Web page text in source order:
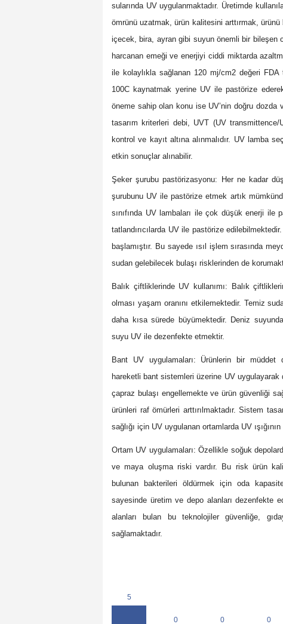
sularında UV uygulanmaktadır. Üretimde
ömrünü uzatmak, ürün kalitesini arttırmak,
içecek, bira, ayran gibi suyun önemli bir bileşen
harcanan emeği ve enerjiyi ciddi miktarda
ile kolaylıkla sağlanan 120 mj/cm2 değeri
100C kaynatmak yerine UV ile pastörize
öneme sahip olan konu ise UV’nin doğru
tasarım kriterleri debi, UVT (UV
kontrol ve kayıt altına alınmalıdır. UV lamba
etkin sonuçlar alınabilir.
Şeker şurubu pastörizasyonu: Her ne kadar
şurubunu UV ile pastörize etmek artık
sınıfında UV lambaları ile çok düşük enerji
tatlandırıcılarda UV ile pastörize
başlamıştır. Bu sayede ısıl işlem sırasında
sudan gelebilecek bulaşı risklerinden de
Balık çiftliklerinde UV kullanımı: Balık
olması yaşam oranını etkilemektedir. Temiz
daha kısa sürede büyümektedir. Deniz
suyu UV ile dezenfekte etmektir.
Bant UV uygulamaları: Ürünlerin bir müddet
hareketli bant sistemleri üzerine UV
çapraz bulaşı engellemekte ve ürün güvenliği
ürünleri raf ömürleri arttırılmaktadır. Sistem
sağlığı için UV uygulanan ortamlarda UV
Ortam UV uygulamaları: Özellikle soğuk
ve maya oluşma riski vardır. Bu risk ürün
bulunan bakterileri öldürmek için oda
sayesinde üretim ve depo alanları dezenfekte
alanları bulan bu teknolojiler güvenliğe,
sağlamaktadır.